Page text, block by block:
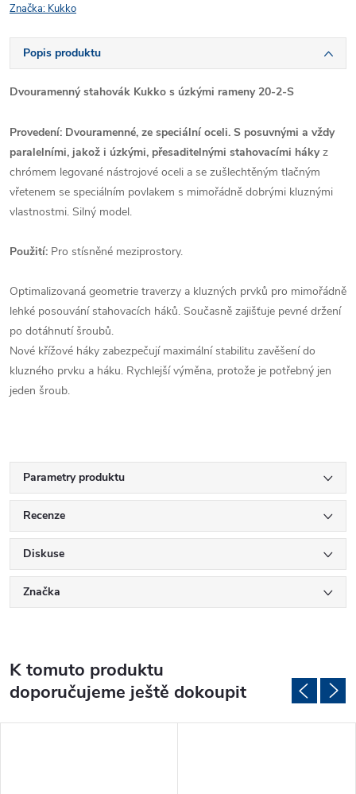
Značka: Kukko
Popis produktu
Dvouramenný stahovák Kukko s úzkými rameny 20-2-S
Provedení: Dvouramenné, ze speciální oceli. S posuvnými a vždy
paralelními, jakož i úzkými, přesaditelnými stahovacími hákyz
chrómem legované nástrojové oceli a se zušlechtěným tlačným
vřetenem se speciálním povlakem s mimořádně dobrými kluznými
vlastnostmi. Silný model.
Použití: Pro stísněné meziprostory.
Optimalizovaná geometrie traverzy a kluzných prvků pro mimořádně
lehké posouvání stahovacích háků. Současně zajišťuje pevné držení
po dotáhnutí šroubů.
Nové křížové háky zabezpečují maximální stabilitu zavěšení do
kluzného prvku a háku. Rychlejší výměna, protože je potřebný jen
jeden šroub.
Parametry produktu
Recenze
Diskuse
Značka
K tomuto produktu
doporučujeme ještě dokoupit